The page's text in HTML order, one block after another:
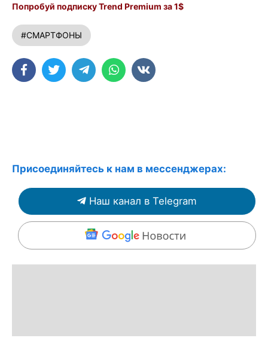
Попробуй подписку Trend Premium за 1$
#СМАРТФОНЫ
Присоединяйтесь к нам в мессенджерах:
Наш канал в Telegram